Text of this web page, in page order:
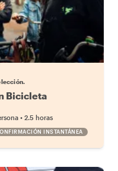
Bicicleta
• 2.5 horas
INSTANTÁNEA